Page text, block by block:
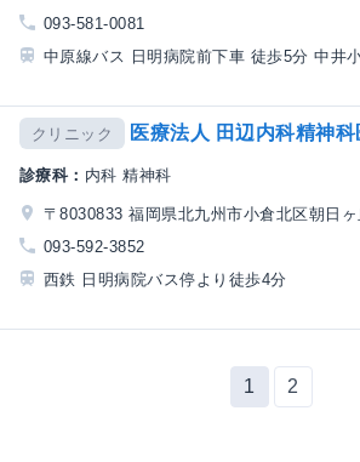
093-581-0081
中原線バス 日明病院前下車 徒歩5分 中井
クリニック 医療法人 田辺内科精神科
診療科： 内科 精神科
〒8030833 福岡県北九州市小倉北区朝日
093-592-3852
西鉄 日明病院バス停より徒歩4分
1 2